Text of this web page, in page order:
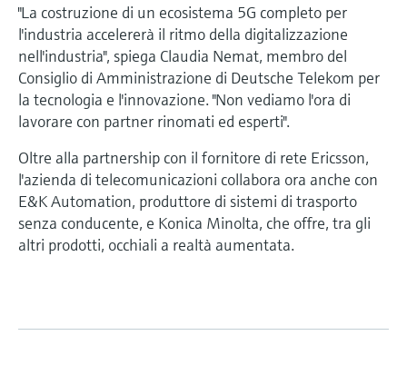
"La costruzione di un ecosistema 5G completo per
l'industria accelererà il ritmo della digitalizzazione
nell'industria", spiega Claudia Nemat, membro del
Consiglio di Amministrazione di Deutsche Telekom per
la tecnologia e l'innovazione. "Non vediamo l'ora di
lavorare con partner rinomati ed esperti".
Oltre alla partnership con il fornitore di rete Ericsson,
l'azienda di telecomunicazioni collabora ora anche con
E&K Automation, produttore di sistemi di trasporto
senza conducente, e Konica Minolta, che offre, tra gli
altri prodotti, occhiali a realtà aumentata.